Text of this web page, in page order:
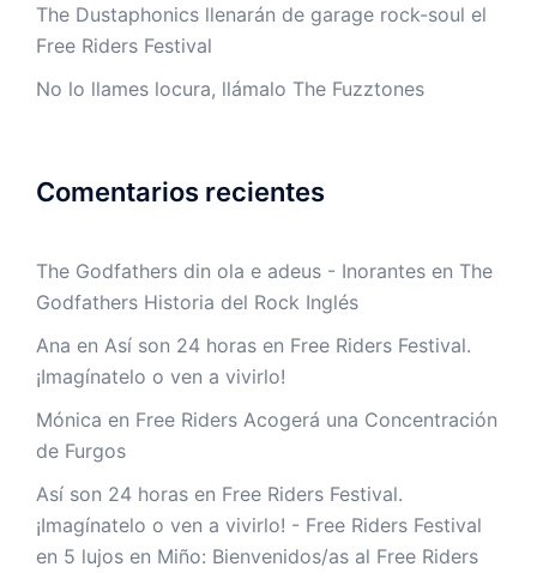
The Dustaphonics llenarán de garage rock-soul el
Free Riders Festival
No lo llames locura, llámalo The Fuzztones
Comentarios recientes
The Godfathers din ola e adeus - Inorantes en The
Godfathers Historia del Rock Inglés
Ana en Así son 24 horas en Free Riders Festival.
¡Imagínatelo o ven a vivirlo!
Mónica en Free Riders Acogerá una Concentración
de Furgos
Así son 24 horas en Free Riders Festival.
¡Imagínatelo o ven a vivirlo! - Free Riders Festival
en 5 lujos en Miño: Bienvenidos/as al Free Riders